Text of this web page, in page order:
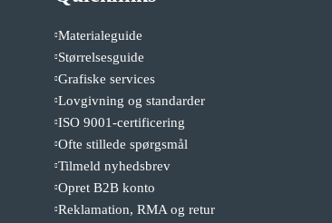
Materialeguide
Størrelsesguide
Grafiske services
Lovgivning og standarder
ISO 9001-certificering
Ofte stillede spørgsmål
Tilmeld nyhedsbrev
Opret B2B konto
Reklamation, RMA og retur